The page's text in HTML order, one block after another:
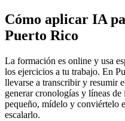
Cómo aplicar IA
Puerto Rico
La formación es online y usa
los ejercicios a tu trabajo. En
llevarse a transcribir y resumir
generar cronologías y líneas de
pequeño, mídelo y conviértelo
escalarlo.